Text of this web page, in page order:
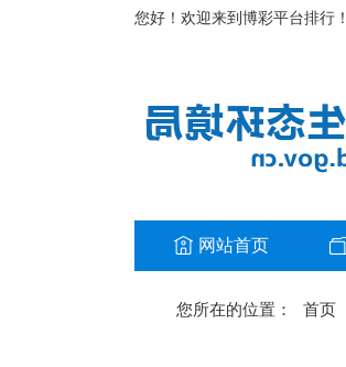
您好！欢迎来到博彩平台排行！
网站首页
您所在的位置： 首页